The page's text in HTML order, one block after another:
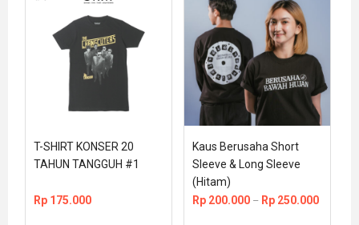
T-SHIRT KONSER 20
TAHUN TANGGUH #1
Rp 175.000
Kaus Berusaha Short
Sleeve & Long Sleeve
(Hitam)
Rp 200.000 – Rp 250.000